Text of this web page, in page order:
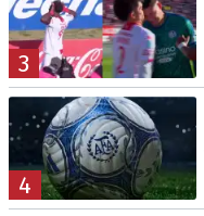
3
4